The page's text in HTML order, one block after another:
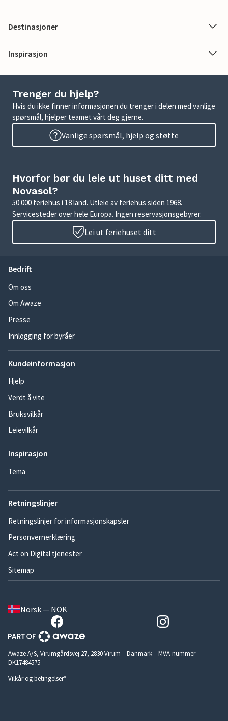
Destinasjoner
Inspirasjon
Trenger du hjelp?
Hvis du ikke finner informasjonen du trenger i delen med vanlige
spørsmål, hjelper teamet vårt deg gjerne.
Vanlige spørsmål, hjelp og støtte
Hvorfor bør du leie ut huset ditt med
Novasol?
50 000 feriehus i 18 land. Utleie av feriehus siden 1968.
Servicesteder over hele Europa. Ingen reservasjonsgebyrer.
Lei ut feriehuset ditt
Bedrift
Om oss
Om Awaze
Presse
Innlogging for byråer
Kundeinformasjon
Hjelp
Verdt å vite
Bruksvilkår
Leievilkår
Inspirasjon
Tema
Retningslinjer
Retningslinjer for informasjonskapsler
Personvernerklæring
Act on Digital tjenester
Sitemap
Norsk — NOK
Awaze A/S, Virumgårdsvej 27, 2830 Virum – Danmark – MVA-nummer
DK17484575
Vilkår og betingelser*